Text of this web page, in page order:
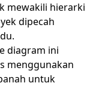
mewakili hierarki
dipecah
diagram ini
menggunakan
untuk